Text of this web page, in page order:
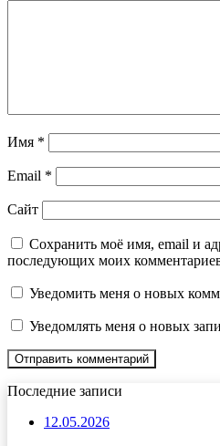
Имя *
Email *
Сайт
Сохранить моё имя, email и
последующих моих
Уведомить меня о новых
Уведомлять меня о новых
Последние записи
12.05.2026